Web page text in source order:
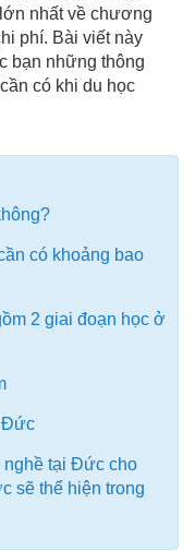
nhất về chương
phí. Bài viết này
bạn những thông
có khi du học
có khoảng bao
2 giai đoạn học ở
Đức
nghề tại Đức cho
sẽ thể hiện trong